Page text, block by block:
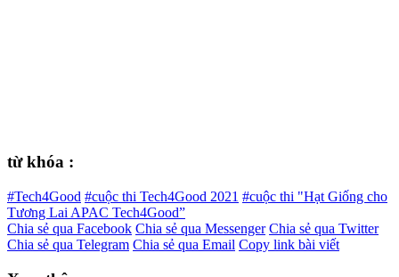
từ khóa :
#Tech4Good #cuộc thi Tech4Good 2021 #cuộc thi "Hạt Giống cho
Tương Lai APAC Tech4Good”
Chia sẻ qua Facebook Chia sẻ qua Messenger Chia sẻ qua Twitter
Chia sẻ qua Telegram Chia sẻ qua Email Copy link bài viết